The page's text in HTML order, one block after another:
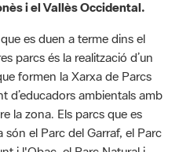
formen la Xarxa de Parcs
ambientals amb
la zona. Els parcs que es
el Parc del Garraf, el Parc
i l'Obac, el Parc Natural i
el Parc del Montnegre i
i el Parc Agrari del